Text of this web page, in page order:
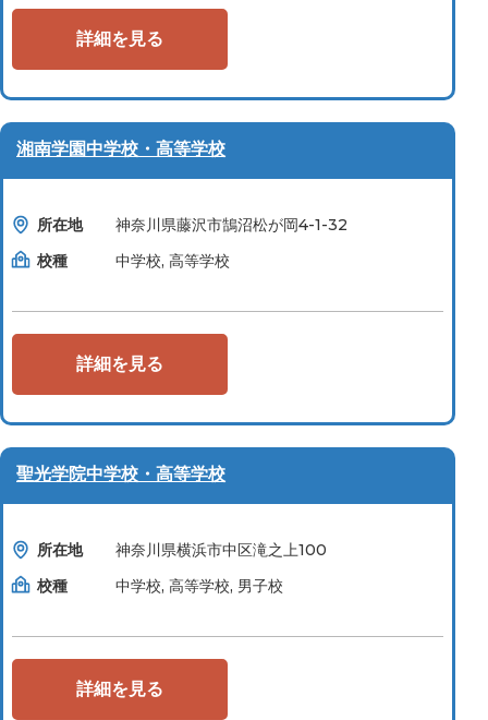
詳細を見る
湘南学園中学校・高等学校
所在地
神奈川県藤沢市鵠沼松が岡4-1-32
校種
中学校, 高等学校
詳細を見る
聖光学院中学校・高等学校
所在地
神奈川県横浜市中区滝之上100
校種
中学校, 高等学校, 男子校
詳細を見る